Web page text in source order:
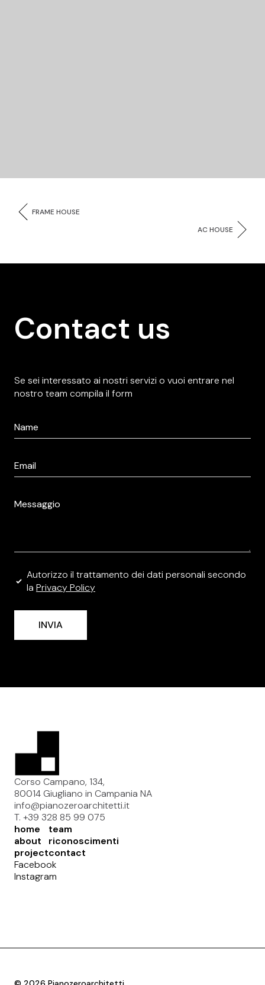
FRAME HOUSE
AC HOUSE
Contact us
Se sei interessato ai nostri servizi o vuoi entrare nel
nostro team compila il form
*
*
*
Privacy
Policy
Autorizzo il trattamento dei dati personali secondo
la Privacy Policy
INVIA
Corso Campano, 134,
80014 Giugliano in Campania NA
info@pianozeroarchitetti.it
T. +39 328 85 99 075
home
about
project
team
riconoscimenti
contact
Facebook
Instagram